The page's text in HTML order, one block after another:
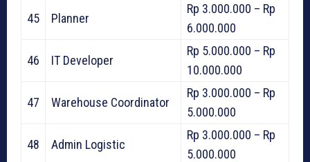
45 Planner
Rp 3.000.000 – Rp
6.000.000
46 IT Developer
Rp 5.000.000 – Rp
10.000.000
47 Warehouse Coordinator
Rp 3.000.000 – Rp
5.000.000
48 Admin Logistic
Rp 3.000.000 – Rp
5.000.000